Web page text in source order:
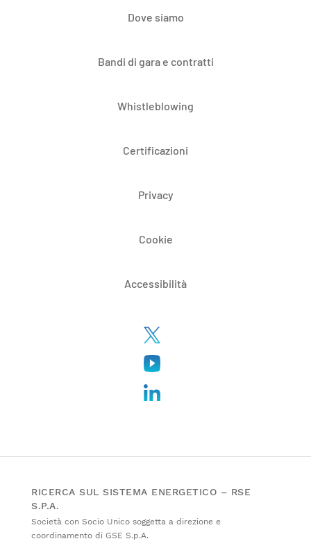
Dove siamo
Bandi di gara e contratti
Whistleblowing
Certificazioni
Privacy
Cookie
Accessibilità
RICERCA SUL SISTEMA ENERGETICO – RSE
S.P.A.
Società con Socio Unico soggetta a direzione e
coordinamento di GSE S.p.A.